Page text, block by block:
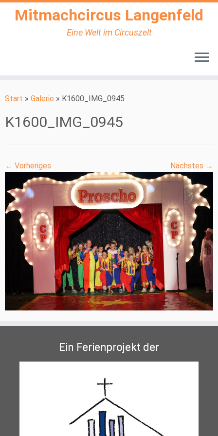
Inhalt
Mitmachcircus Langenfeld
Eine Welt im Circuszelt
Start » Galerie » K1600_IMG_0945
K1600_IMG_0945
← Vorheriges Nächstes →
Ein Ferienprojekt der